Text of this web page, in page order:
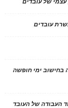
עובדים
בחישוב ימי חופשה
העבודה של העובד